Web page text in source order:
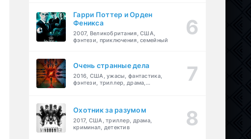
Гарри Поттер и Орден
Феникса
2007, Великобритания, США,
фэнтези, приключения, семейный
Очень странные дела
2016, США, ужасы, фантастика,
фэнтези, триллер, драма,
Охотник за разумом
2017, США, триллер, драма,
криминал, детектив